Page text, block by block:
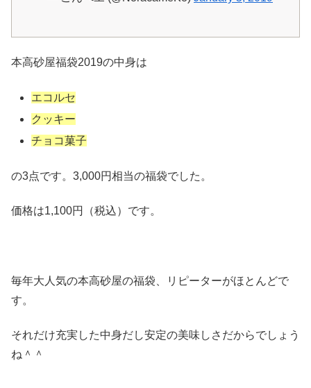
本高砂屋福袋2019の中身は
エコルセ
クッキー
チョコ菓子
の3点です。3,000円相当の福袋でした。
価格は1,100円（税込）です。
毎年大人気の本高砂屋の福袋、リピーターがほとんどで
す。
それだけ充実した中身だし安定の美味しさだからでしょう
ね＾＾